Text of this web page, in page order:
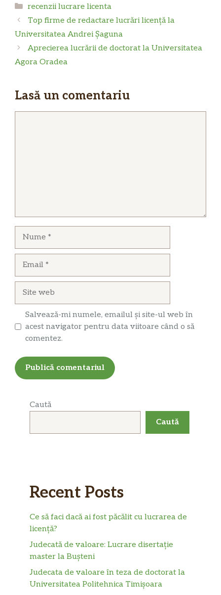
Categorii
recenzii lucrare licenta
Top firme de redactare lucrări licență la
Universitatea Andrei Șaguna
Aprecierea lucrării de doctorat la Universitatea
Agora Oradea
Lasă un comentariu
Salvează-mi numele, emailul și site-ul web în
acest navigator pentru data viitoare când o să
comentez.
Caută
Caută
Recent Posts
Ce să faci dacă ai fost păcălit cu lucrarea de
licență?
Judecată de valoare: Lucrare disertație
master la Bușteni
Judecata de valoare în teza de doctorat la
Universitatea Politehnica Timișoara